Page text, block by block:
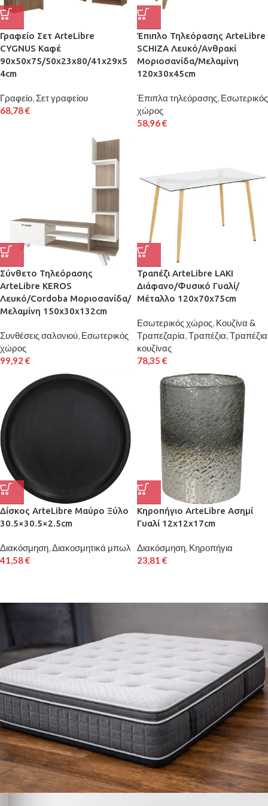
Γραφείο Σετ ArteLibre
CYGNUS Καφέ
90x50x75/50x23x80/41x29x5
4cm
Γραφείο, Σετ γραφείου
68,78€
Έπιπλο Τηλεόρασης ArteLibre
SCHIZA Λευκό/Ανθρακί
Μοριοσανίδα/Μελαμίνη
120x30x45cm
Έπιπλα τηλεόρασης, Εσωτερικός
χώρος
58,96€
Σύνθετο Τηλεόρασης
ArteLibre KEROS
Λευκό/Cordoba Μοριοσανίδα/
Μελαμίνη 150x30x132cm
Συνθέσεις σαλονιού, Εσωτερικός
χώρος
99,92 €
Τραπέζι ArteLibre LAKI
Διάφανο/Φυσικό Γυαλί/
Μέταλλο 120x70x75cm
Εσωτερικός χώρος, Κουζίνα &
Τραπεζαρία,Τραπέζια,Τραπέζια
κουζίνας
78,35 €
Δίσκος ArteLibre Μαύρο Ξύλο
30.5×30.5×2.5cm
Διακόσμηση,Διακοσμητικά μπωλ
41,58€
Κηροπήγιο ArteLibre Ασημί
Γυαλί 12x12x17cm
Διακόσμηση, Κηροπήγια
23,81 €